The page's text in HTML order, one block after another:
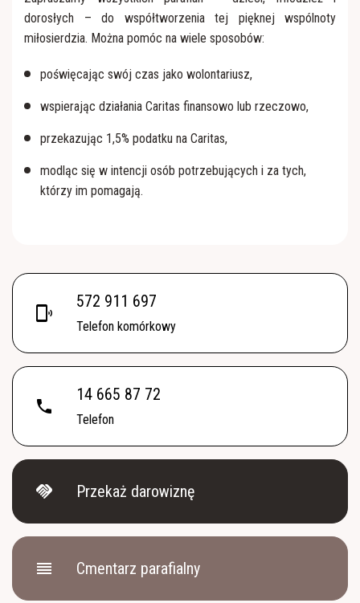
phonelink_ring
572 911 697
Telefon komórkowy
phone
14 665 87 72
Telefon
handshake Przekaż darowiznę
reorder Cmentarz parafialny
dorosłych – do współtworzenia tej pięknej wspólnoty
miłosierdzia. Można pomóc na wiele sposobów:
poświęcając swój czas jako wolontariusz,
wspierając działania Caritas finansowo lub rzeczowo,
przekazując 1,5% podatku na Caritas,
modląc się w intencji osób potrzebujących i za tych,
którzy im pomagają.